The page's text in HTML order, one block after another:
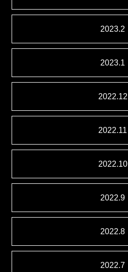
2023.2
2023.1
2022.12
2022.11
2022.10
2022.9
2022.8
2022.7